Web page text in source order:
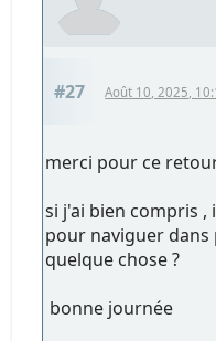
#27 Août 10, 2025,
merci pour ce
si j'ai bien compris
pour naviguer
quelque chose ?
bonne journée